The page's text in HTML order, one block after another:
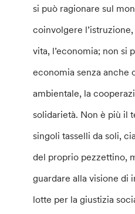
si può ragionare sul
coinvolgere
vita, l’economia; non si
economia senza anche
ambientale, la
solidarietà. Non è più il
singoli tasselli da soli,
del proprio pezzettino,
guardare alla visione di
lotte per la giustizia